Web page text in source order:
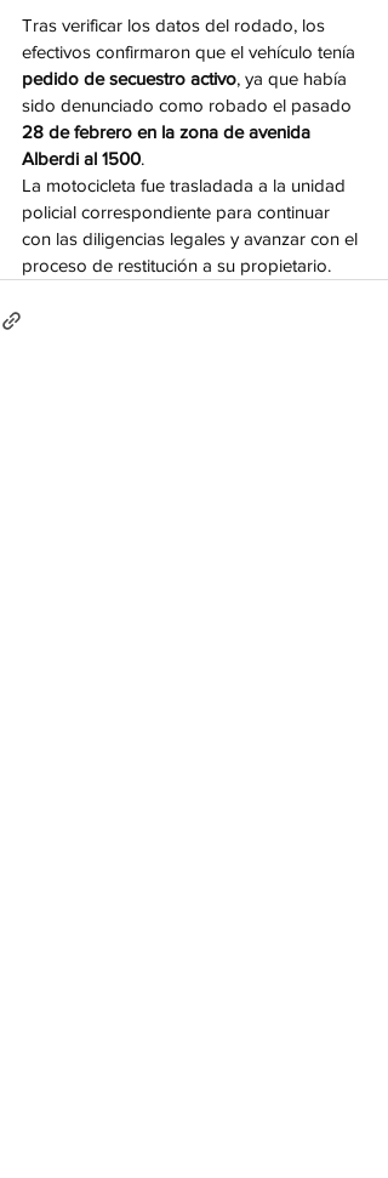
Tras verificar los datos del rodado, los
efectivos confirmaron que el vehículo tenía
pedido de secuestro activo, ya que había
sido denunciado como robado el pasado
28 de febrero en la zona de avenida
Alberdi al 1500.
La motocicleta fue trasladada a la unidad
policial correspondiente para continuar
con las diligencias legales y avanzar con el
proceso de restitución a su propietario.